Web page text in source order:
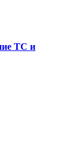
ТС и